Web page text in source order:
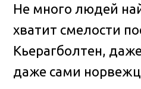
Не много людей
хватит смелости
Кьерагболтен,
даже сами